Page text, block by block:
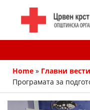
Home » Главни вести
Програмата за